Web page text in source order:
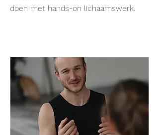
doen met hands-on lichaamswerk.